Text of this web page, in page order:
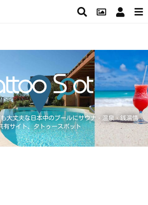
大丈夫な日本中のプールにサウナ・温泉・銭湯情
有サイト、タトゥースポット